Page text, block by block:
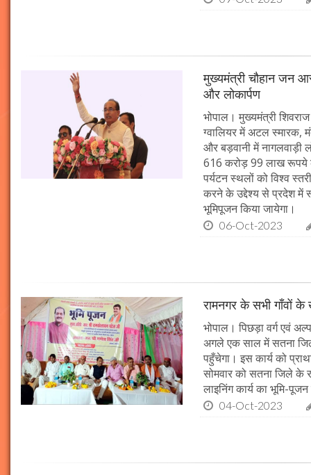
मुख्यमंत्री चौहान जन
और लोकार्पण
भोपाल। मुख्यमंत्री
ग्वालियर में अटल स्मारक,
और बड़वानी में
616 करोड़ 99 लाख रूपये
पर्यटन स्थलों को विश्व
करने के उद्देश्य से प्रदेश में
भूमिपूजन किया जायेगा।
06-Oct-2023
रामनगर के सभी गाँवों
भोपाल। पिछड़ा वर्ग एवं
अगले एक साल में सतना
पहुँचेगा। इस कार्य को
सोमवार को सतना जिले के
लाइनिंग कार्य का भूमि-
04-Oct-2023